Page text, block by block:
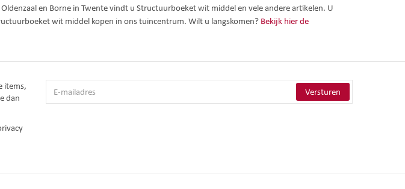
en Borne in Twente vindt u Structuurboeket wit middel en vele andere artikelen. U
wit middel kopen in ons tuincentrum. Wilt u langskomen?Bekijk hier de
items,
dan